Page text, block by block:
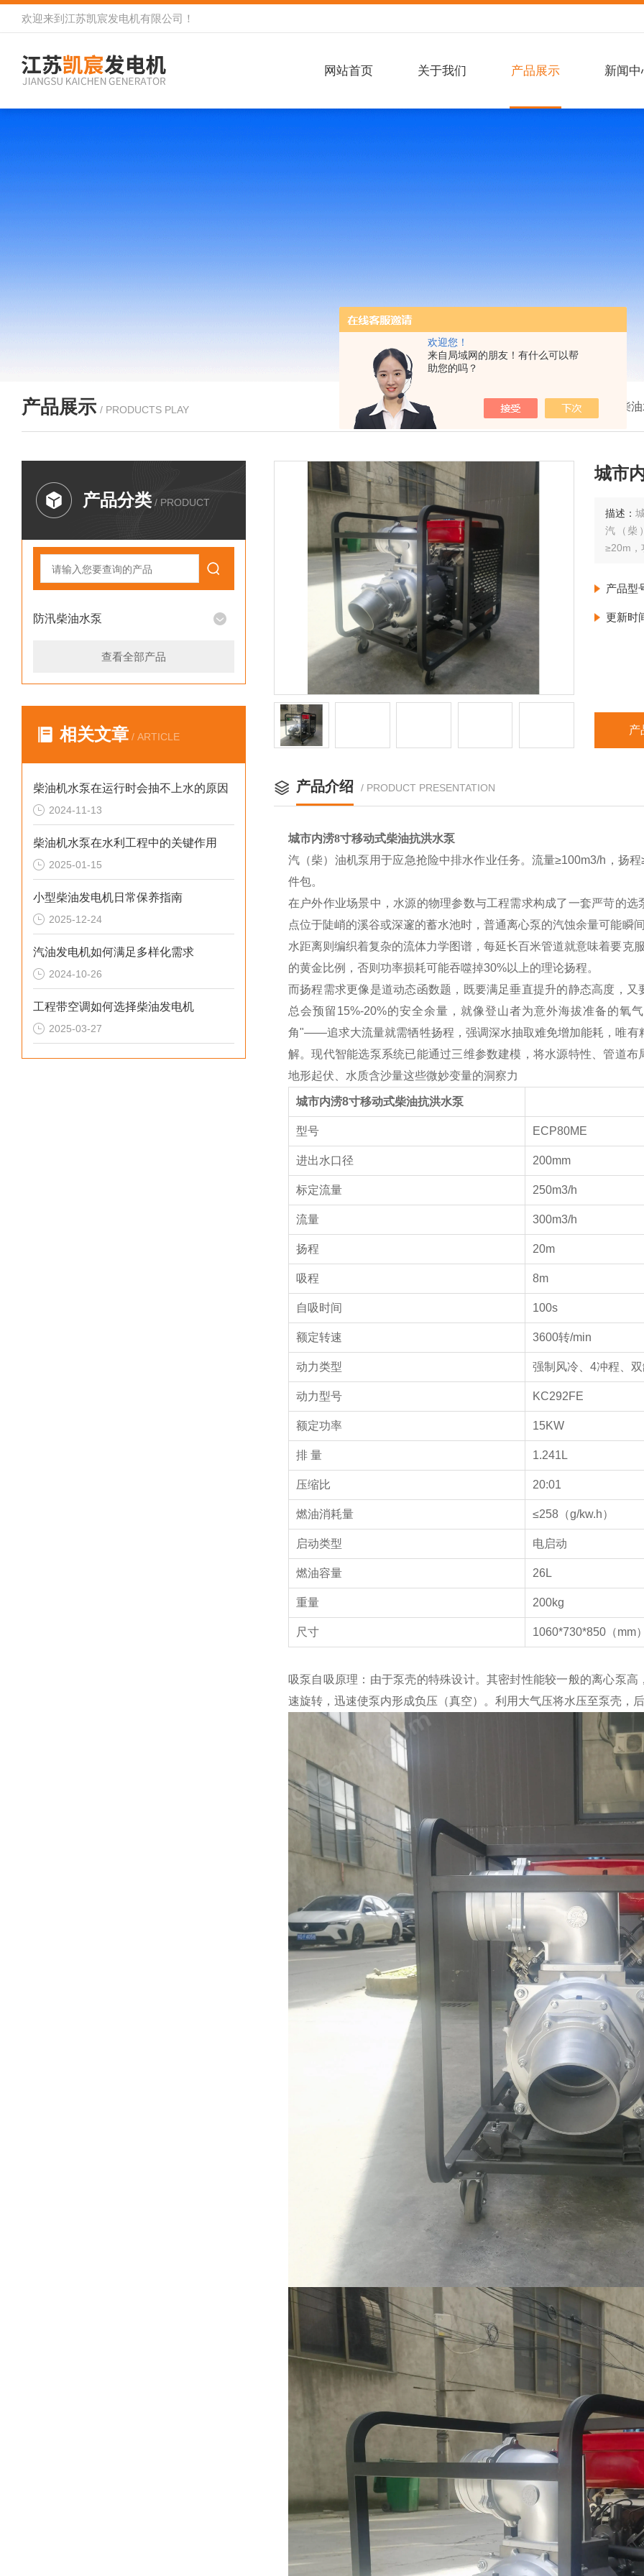
欢迎您！
来自局域网的朋友！有什么可以帮
助您的吗？
欢迎来到 江苏凯宸发电机有限公司 ！
网站首页 关于我们 产品展示 新闻中
产品展示 / PRODUCTS PLAY 首页> 产品展示> 防汛柴
产品分类 / PRODUCT
防汛柴油水泵
查看全部产品
相关文章 / ARTICLE
柴油机水泵在运行时会抽不上水的原因
2024-11-13
柴油机水泵在水利工程中的关键作用
2025-01-15
小型柴油发电机日常保养指南
2025-12-24
汽油发电机如何满足多样化需求
2024-10-26
工程带空调如何选择柴油发电机
2025-03-27
城市
描述：
汽（柴
≥20m，
产品型
更新时
产
产品介绍 / PRODUCT PRESENTATION
城市内涝8寸移动式柴油抗洪水泵
汽（柴）油机泵用于应急抢险中排水作业任务。流量≥100m3/h，扬
件包。
在户外作业场景中，水源的物理参数与工程需求构成了一套严苛的
点位于陡峭的溪谷或深邃的蓄水池时，普通离心泵的汽蚀余量可能瞬
水距离则编织着复杂的流体力学图谱，每延长百米管道就意味着要克
的黄金比例，否则功率损耗可能吞噬掉30%以上的理论扬程。
而扬程需求更像是道动态函数题，既要满足垂直提升的静态高度，
总会预留15%-20%的安全余量，就像登山者为意外海拔准备的氧
角"——追求大流量就需牺牲扬程，强调深水抽取难免增加能耗，唯
解。现代智能选泵系统已能通过三维参数建模，将水源特性、管道
地形起伏、水质含沙量这些微妙变量的洞察力
城市内涝8寸移动式柴油抗洪水泵
型号 ECP80ME
进出水口径 200mm
标定流量 250m3/h
流量 300m3/h
扬程 20m
吸程 8m
自吸时间 100s
额定转速 3600转/min
动力类型 强制风冷、4冲程、
动力型号 KC292FE
额定功率 15KW
排 量 1.241L
压缩比 20:01
燃油消耗量 ≤258（g/kw.h）
启动类型 电启动
燃油容量 26L
重量 200kg
尺寸 1060*730*850（mm
吸泵自吸原理：由于泵壳的特殊设计。其密封性能较一般的离心泵
速旋转，迅速使泵内形成负压（真空）。利用大气压将水压至泵壳，